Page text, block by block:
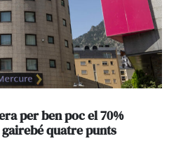
per ben poc el 70%
quatre punts